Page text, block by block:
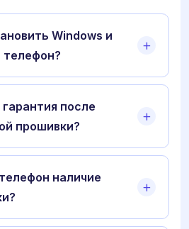
Windows и
телефон?
после
прошивки?
наличие